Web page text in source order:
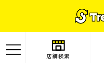
店舗検索